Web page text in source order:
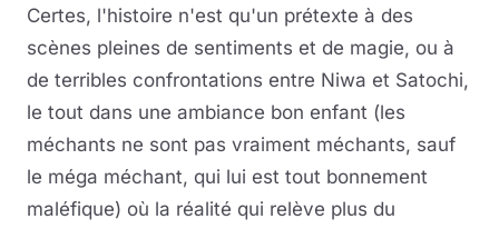
Certes, l'histoire n'est qu'un prétexte à des
scènes pleines de sentiments et de magie, ou à
de terribles confrontations entre Niwa et Satochi,
le tout dans une ambiance bon enfant (les
méchants ne sont pas vraiment méchants, sauf
le méga méchant, qui lui est tout bonnement
maléfique) où la réalité qui relève plus du